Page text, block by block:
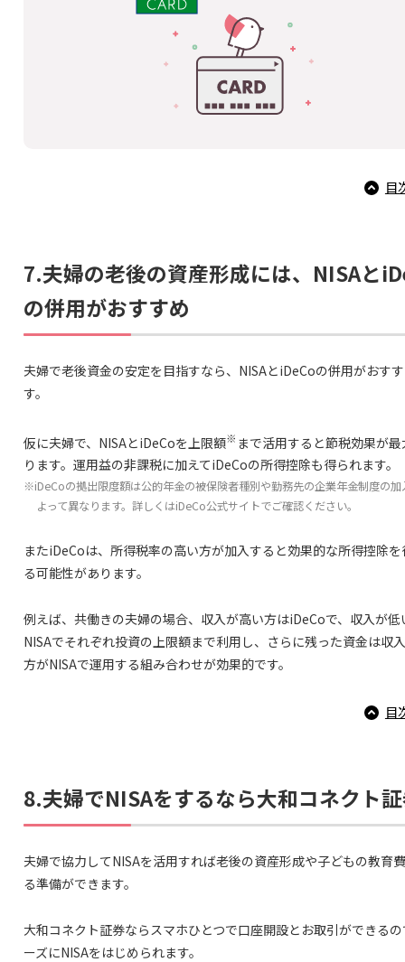
目
7.夫婦の老後の資産形成には、NISAと
の併用がおすすめ
夫婦で老後資金の安定を目指すなら、NISAとiDeCoの併用がおす
す。
仮に夫婦で、NISAとiDeCoを上限額※ まで活用すると節税効果が
ります。運用益の非課税に加えてiDeCoの所得控除も得られます。
※iDeCoの拠出限度額は公的年金の被保険者種別や勤務先の企業年金制度の加
よって異なります。詳しくはiDeCo公式サイトでご確認ください。
またiDeCoは、所得税率の高い方が加入すると効果的な所得控除
る可能性があります。
例えば、共働きの夫婦の場合、収入が高い方はiDeCoで、収入が低
NISAでそれぞれ投資の上限額まで利用し、さらに残った資金は収
方がNISAで運用する組み合わせが効果的です。
目
8.夫婦でNISAをするなら大和コネクト
夫婦で協力してNISAを活用すれば老後の資産形成や子どもの教育
る準備ができます。
大和コネクト証券ならスマホひとつで口座開設とお取引ができる
ーズにNISAをはじめられます。